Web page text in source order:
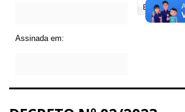
Assinada em: